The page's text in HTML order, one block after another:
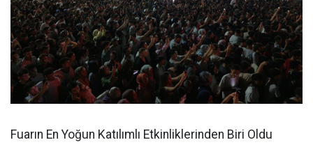
Fuarın En Yoğun Katılımlı Etkinliklerinden Biri Oldu